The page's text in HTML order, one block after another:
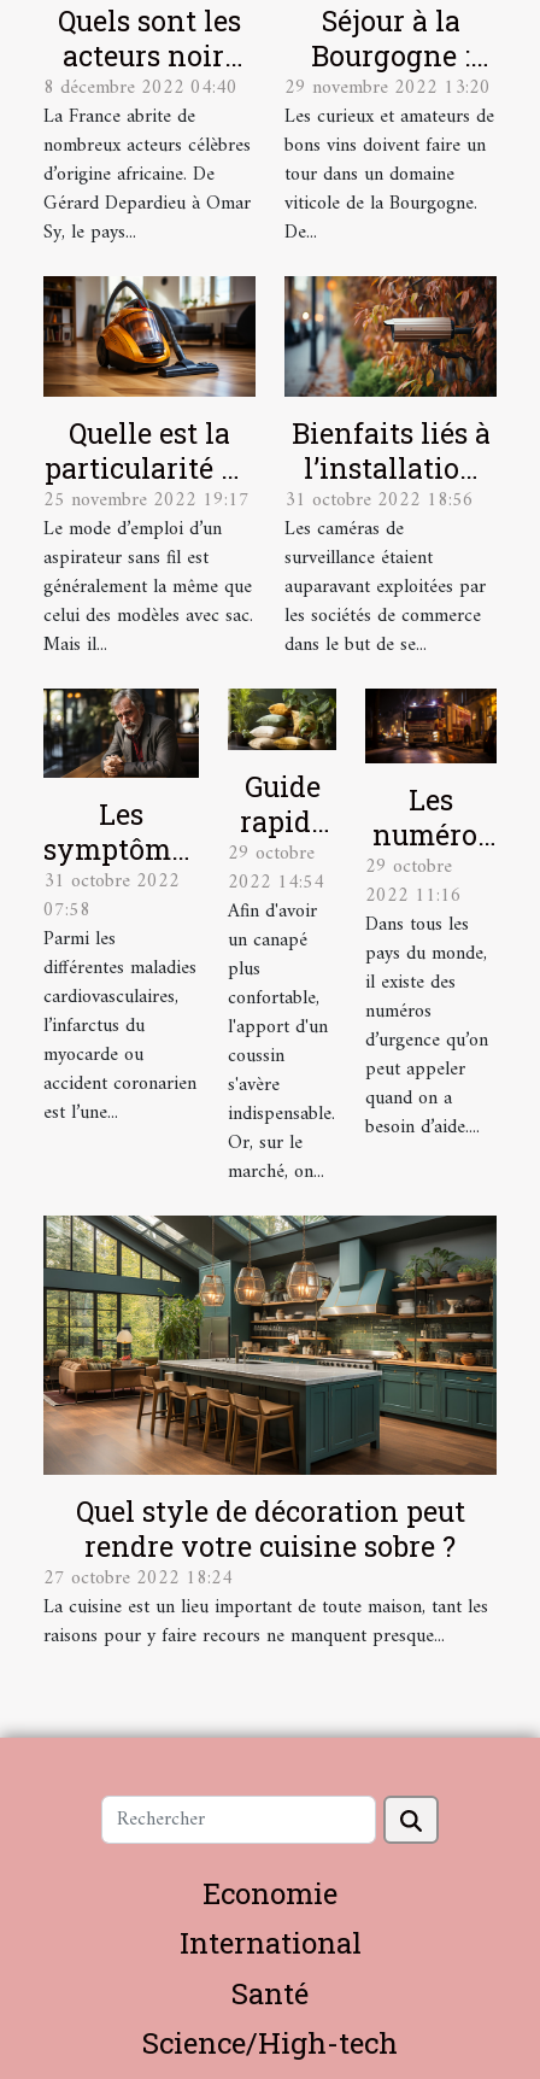
Quels sont les
acteurs noirs
français les
plus célèbres ?
8 décembre 2022 04:40
La France abrite de
nombreux acteurs célèbres
d’origine africaine. De
Gérard Depardieu à Omar
Sy, le pays...
Séjour à la
Bourgogne :
quel domaine
viticole visiter
?
29 novembre 2022 13:20
Les curieux et amateurs de
bons vins doivent faire un
tour dans un domaine
viticole de la Bourgogne.
De...
Quelle est la
particularité du
mode d’emploi
d’un aspirateur
sans sacs ?
25 novembre 2022 19:17
Le mode d’emploi d’un
aspirateur sans fil est
généralement la même que
celui des modèles avec sac.
Mais il...
Bienfaits liés à
l’installation
d’une caméra
de surveillance
chez soi
31 octobre 2022 18:56
Les caméras de
surveillance étaient
auparavant exploitées par
les sociétés de commerce
dans le but de se...
Les
symptômes
d’un
infarctus
du
myocarde
et la
réaction
d'urgence à
avoir
31 octobre 2022
07:58
Parmi les
différentes maladies
cardiovasculaires,
l’infarctus du
myocarde ou
accident coronarien
est l’une...
Guide
rapide
pour
choisir
un
coussin
tropical
29 octobre
2022 14:54
Afin d'avoir
un canapé
plus
confortable,
l'apport d'un
coussin
s'avère
indispensable.
Or, sur le
marché, on...
Les
numéros
à appeler
en
situation
d’urgence
à Lyon
29 octobre
2022 11:16
Dans tous les
pays du monde,
il existe des
numéros
d’urgence qu’on
peut appeler
quand on a
besoin d’aide....
Quel style de décoration peut
rendre votre cuisine sobre ?
27 octobre 2022 18:24
La cuisine est un lieu important de toute maison, tant les
raisons pour y faire recours ne manquent presque...
Economie
International
Santé
Science/High-tech